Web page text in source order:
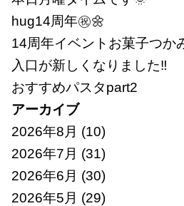
hug14周年㊗🌼
14周年イベントお菓子つか
入口が新しくなりました‼
おすすめパスタpart2
アーカイブ
2026年8月 (10)
2026年7月 (31)
2026年6月 (30)
2026年5月 (29)